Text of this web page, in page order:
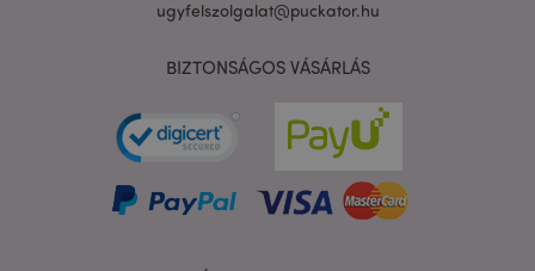
ugyfelszolgalat@puckator.hu
BIZTONSÁGOS VÁSÁRLÁS